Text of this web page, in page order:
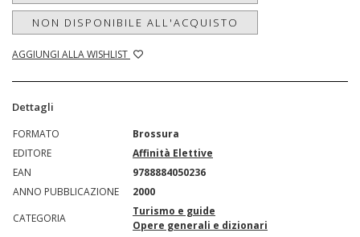
NON DISPONIBILE ALL'ACQUISTO
AGGIUNGI ALLA WISHLIST
Dettagli
FORMATO
Brossura
EDITORE
Affinità Elettive
EAN
9788884050236
ANNO PUBBLICAZIONE
2000
CATEGORIA
Turismo e guide
Opere generali e dizionari